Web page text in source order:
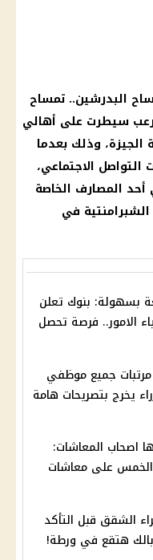
البدرشين.. تمساح
سيطرت على أهالي
وذلك بعدما
الاجتماعي،
المصارف الخاصة
في
بسهولة: بنوك تعلن
الامور.. فرصة تحصل
جميع موظفي
يخرج بتصريحات هامة
اصحاب المعاشات:
على معاشات
الشقق قبل التأكد
هتقع في ورطة!